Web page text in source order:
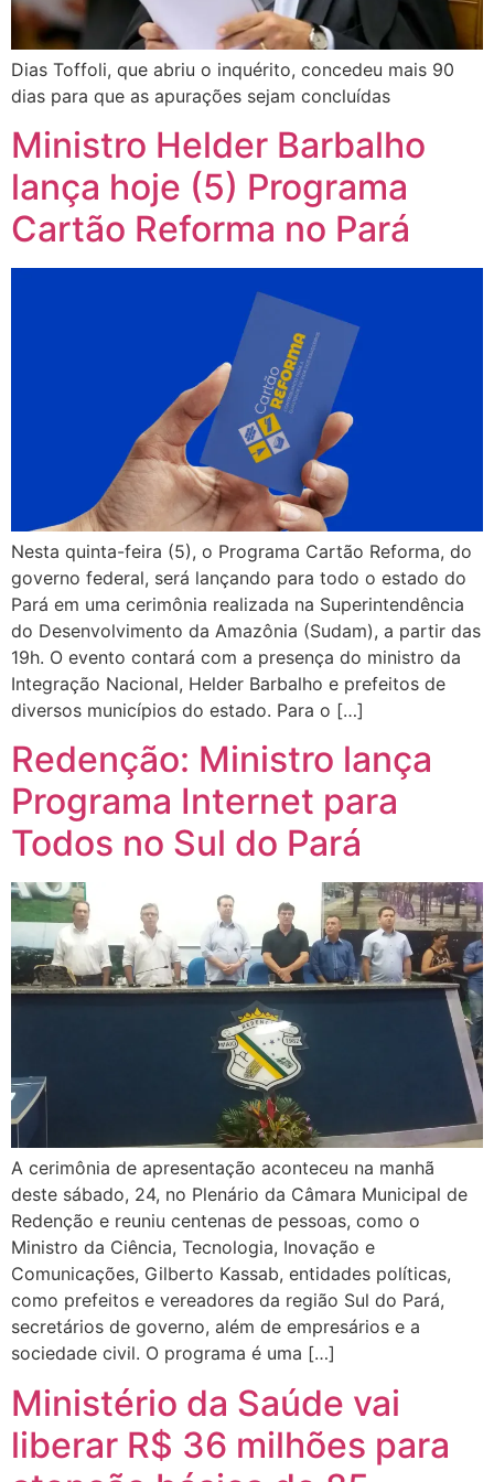
Dias Toffoli, que abriu o inquérito, concedeu mais 90
dias para que as apurações sejam concluídas
Ministro Helder Barbalho
lança hoje (5) Programa
Cartão Reforma no Pará
Nesta quinta-feira (5), o Programa Cartão Reforma, do
governo federal, será lançando para todo o estado do
Pará em uma cerimônia realizada na Superintendência
do Desenvolvimento da Amazônia (Sudam), a partir das
19h. O evento contará com a presença do ministro da
Integração Nacional, Helder Barbalho e prefeitos de
diversos municípios do estado. Para o […]
Redenção: Ministro lança
Programa Internet para
Todos no Sul do Pará
A cerimônia de apresentação aconteceu na manhã
deste sábado, 24, no Plenário da Câmara Municipal de
Redenção e reuniu centenas de pessoas, como o
Ministro da Ciência, Tecnologia, Inovação e
Comunicações, Gilberto Kassab, entidades políticas,
como prefeitos e vereadores da região Sul do Pará,
secretários de governo, além de empresários e a
sociedade civil. O programa é uma […]
Ministério da Saúde vai
liberar R$ 36 milhões para